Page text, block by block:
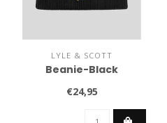
LYLE & SCOTT
Beanie-Black
€24,95